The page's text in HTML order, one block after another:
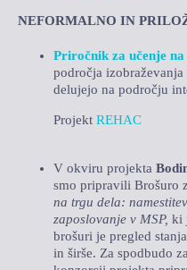
NEFORMALNO IN
Priročnik za učenje
področja
delujejo na področju
Projekt REHAC
V okviru projekta
smo pripravili Brošuro
na trgu dela:
zaposlovanje v MSP, ki
brošuri je pregled
in širše. Za spodbudo